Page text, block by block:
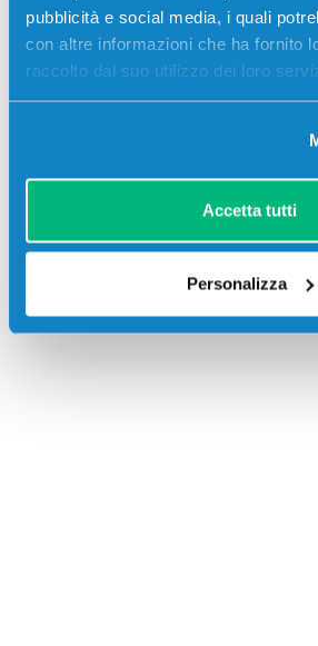
pubblicità e social media, i quali
con altre informazioni che ha fornito
raccolto dal suo utilizzo dei loro
Accetta tutti
Personalizza
Toner originale Ricoh 842375
per Stampanti: Ricoh IM C400F,